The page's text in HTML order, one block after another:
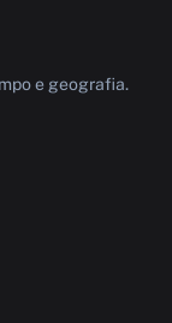
e geografia.